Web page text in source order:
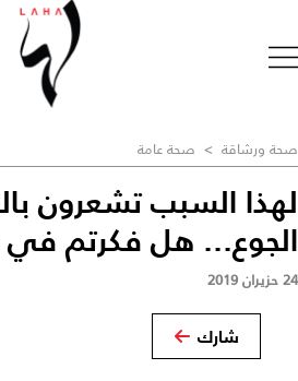
صحة ورشاقة > صحة عامة
لهذا السبب تشعرون
الجوع... هل فكرتم في
24 حزيران 2019
شارك